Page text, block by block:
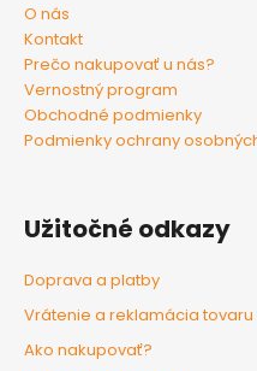
O nás
Kontakt
Prečo nakupovať u nás?
Vernostný program
Obchodné podmienky
Podmienky ochrany
Užitočné odkazy
Doprava a platby
Vrátenie a reklamácia tovaru
Ako nakupovať?